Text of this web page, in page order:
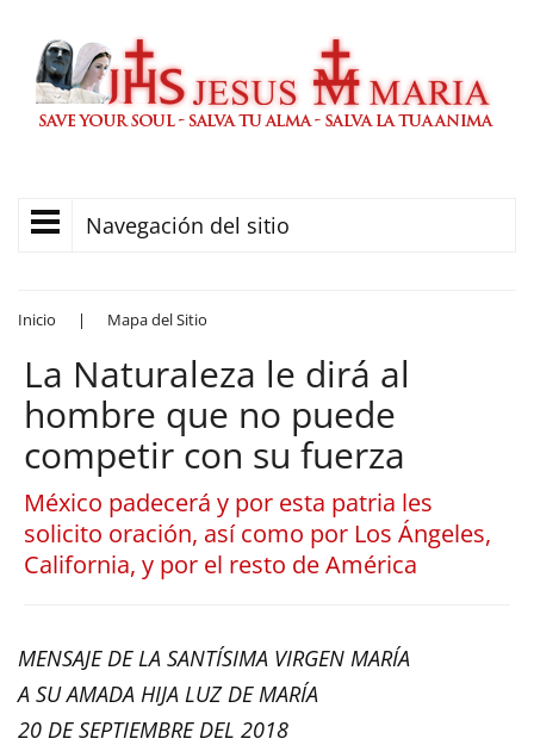
Navegación del sitio
Inicio | Mapa del Sitio
La Naturaleza le dirá al
hombre que no puede
competir con su fuerza
México padecerá y por esta patria les
solicito oración, así como por Los Ángeles,
California, y por el resto de América
MENSAJE DE LA SANTÍSIMA VIRGEN MARÍA
A SU AMADA HIJA LUZ DE MARÍA
20 DE SEPTIEMBRE DEL 2018